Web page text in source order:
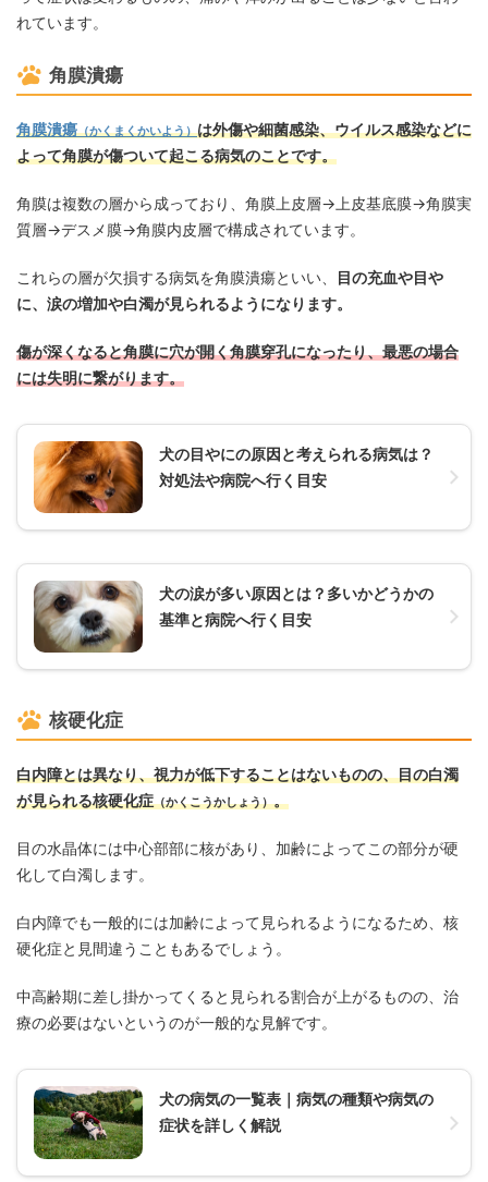
れています。
角膜潰瘍
角膜潰瘍（かくまくかいよう）は外傷や細菌感染、ウイルス感染などに
よって角膜が傷ついて起こる病気のことです。
角膜は複数の層から成っており、角膜上皮層→上皮基底膜→角膜実
質層→デスメ膜→角膜内皮層で構成されています。
これらの層が欠損する病気を角膜潰瘍といい、
目の充血や目や
に、涙の増加や白濁が見られるようになります。
傷が深くなると角膜に穴が開く角膜穿孔になったり、最悪の場合
には失明に繋がります。
犬の目やにの原因と考えられる病気は？
対処法や病院へ行く目安
犬の涙が多い原因とは？多いかどうかの
基準と病院へ行く目安
核硬化症
白内障とは異なり、視力が低下することはないものの、目の白濁
が見られる核硬化症（かくこうかしょう）。
目の水晶体には中心部部に核があり、加齢によってこの部分が硬
化して白濁します。
白内障でも一般的には加齢によって見られるようになるため、核
硬化症と見間違うこともあるでしょう。
中高齢期に差し掛かってくると見られる割合が上がるものの、治
療の必要はないというのが一般的な見解です。
犬の病気の一覧表｜病気の種類や病気の
症状を詳しく解説